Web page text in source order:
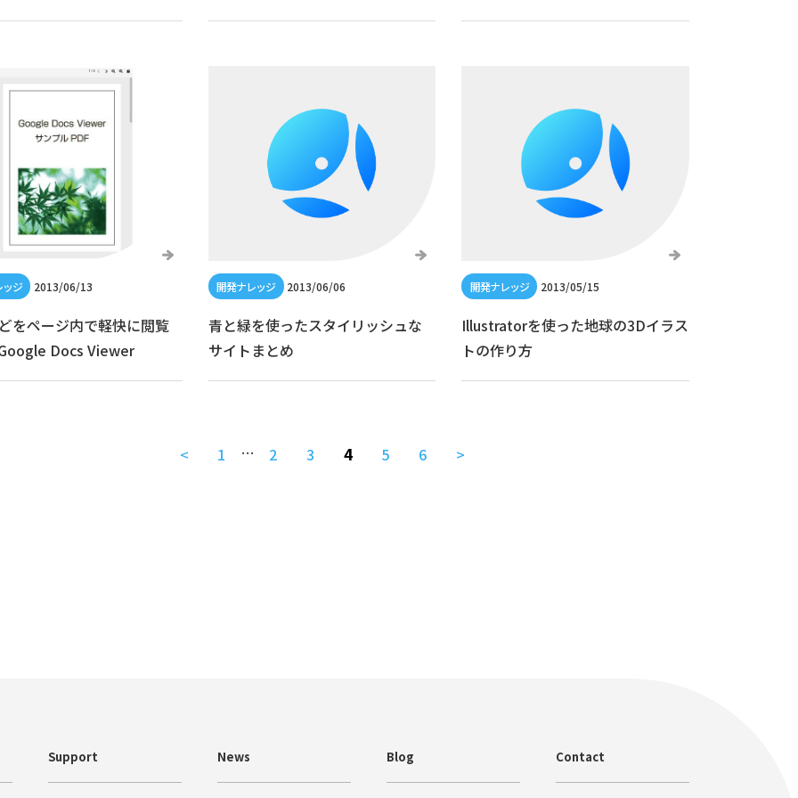
2013/06/13
をページ内で軽快に閲覧
Docs Viewer
2013/06/06
青と緑を使ったスタイリッシュな
サイトまとめ
2013/05/15
Illustratorを使った地球の3Dイラス
トの作り方
< 1 … 2 3 4 5 6 >
Support News Blog Contact